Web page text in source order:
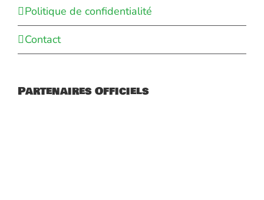
Politique de confidentialité
Contact
Partenaires Officiels